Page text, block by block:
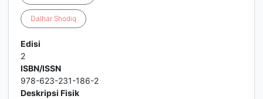
Dalhar Shodiq
Edisi
2
ISBN/ISSN
978-623-231-186-2
Deskripsi Fisik